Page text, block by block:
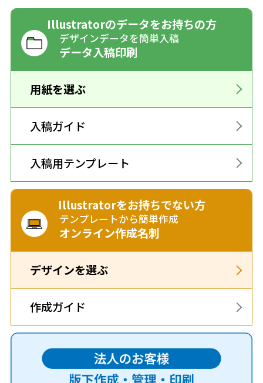
Illustratorのデータをお持ちの方
デザインデータを簡単入稿
データ入稿印刷
用紙を選ぶ
入稿ガイド
入稿用テンプレート
Illustratorをお持ちでない方
テンプレートから簡単作成
オンライン作成名刺
デザインを選ぶ
作成ガイド